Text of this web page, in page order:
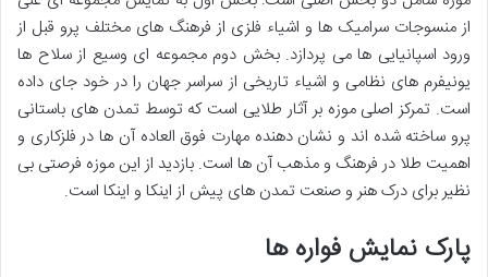
از منسوجات سرامیک ها و اشیاء فلزی از فرهنگ های مختلف پرو قبل از
ورود اسپانیایی ها می پردازد. بخش دوم مجموعه ای وسیع از سلاح ها
یونیفرم های نظامی و اشیاء تاریخی از سراسر جهان را در خود جای داده
است. تمرکز اصلی موزه بر آثار طلایی است که توسط تمدن های باستانی
پرو ساخته شده اند و نشان دهنده مهارت فوق العاده آن ها در فلزکاری و
اهمیت طلا در فرهنگ و مذهب آن ها است. بازدید از این موزه فرصتی بی
نظیر برای درک هنر و صنعت تمدن های پیش از اینکا و اینکا است.
پارک نمایش فواره ها